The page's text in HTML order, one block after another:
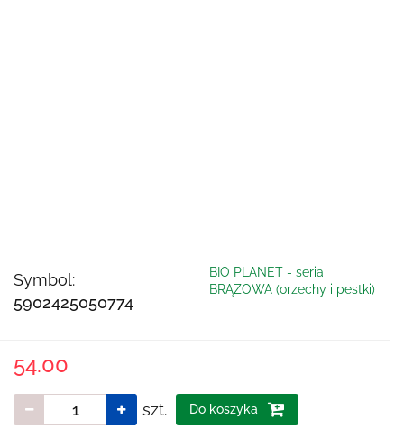
Symbol:
5902425050774
BIO PLANET - seria
BRĄZOWA (orzechy i pestki)
54.00
szt. Do koszyka